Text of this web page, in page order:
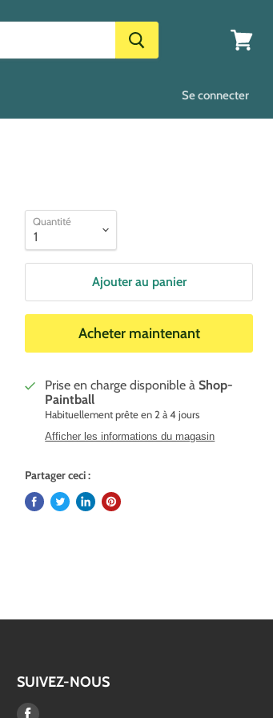
Se connecter
Quantité
Ajouter au panier
Acheter maintenant
Prise en charge disponible àShop-
Paintball
Habituellement prête en 2 à 4 jours
Afficher les informations du magasin
Partager ceci :
SUIVEZ-NOUS
Trouvez-